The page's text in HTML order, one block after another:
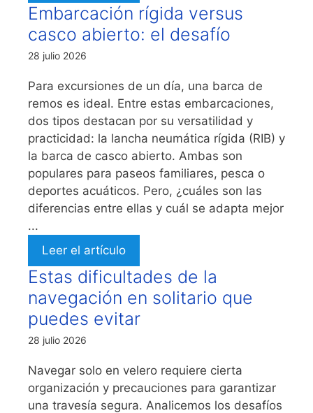
Embarcación rígida versus
casco abierto: el desafío
28 julio 2026
Para excursiones de un día, una barca de
remos es ideal. Entre estas embarcaciones,
dos tipos destacan por su versatilidad y
practicidad: la lancha neumática rígida (RIB) y
la barca de casco abierto. Ambas son
populares para paseos familiares, pesca o
deportes acuáticos. Pero, ¿cuáles son las
diferencias entre ellas y cuál se adapta mejor
...
Leer el artículo
Estas dificultades de la
navegación en solitario que
puedes evitar
28 julio 2026
Navegar solo en velero requiere cierta
organización y precauciones para garantizar
una travesía segura. Analicemos los desafíos